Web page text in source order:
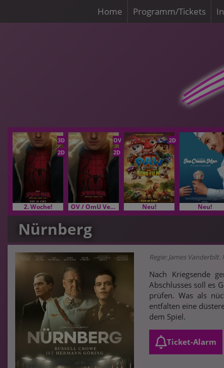
Home Programm/Tickets
3D
2D
2. Woche!
OV
2D
OV / OmU Versionen
2D
Neu! Neu!
Nürnberg
Regie: James
Nach Kriegsende
Abschlusses soll es
prüfen. Was als
entfalten eine
dem Spiel.
Ticket-Alarm